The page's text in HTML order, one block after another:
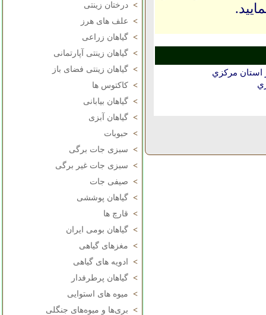
> درختان زینتی
> علف های هرز
> گیاهان زراعی
> گیاهان زینتی آپارتمانی
> گیاهان زینتی فضای باز
> کاکتوس ها
> گیاهان بیابانی
> گیاهان آبزی
> حبوبات
> سبزی جات برگی
> سبزی جات غیر برگی
> صیفی جات
> گیاهان پوششی
> قارچ ها
> گیاهان بومی ایران
> مغزهای گیاهی
>
ادویه های گیاهی
> گیاهان پرطرفدار
> میوه های استوایی
> بری‌ها و میوه‌های جنگلی
مركزي